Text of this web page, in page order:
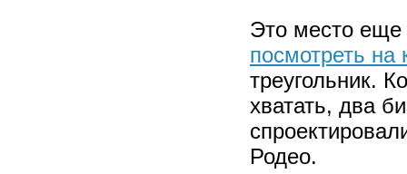
Это место еще
посмотреть на
треугольник.
хватать, два
Родео.